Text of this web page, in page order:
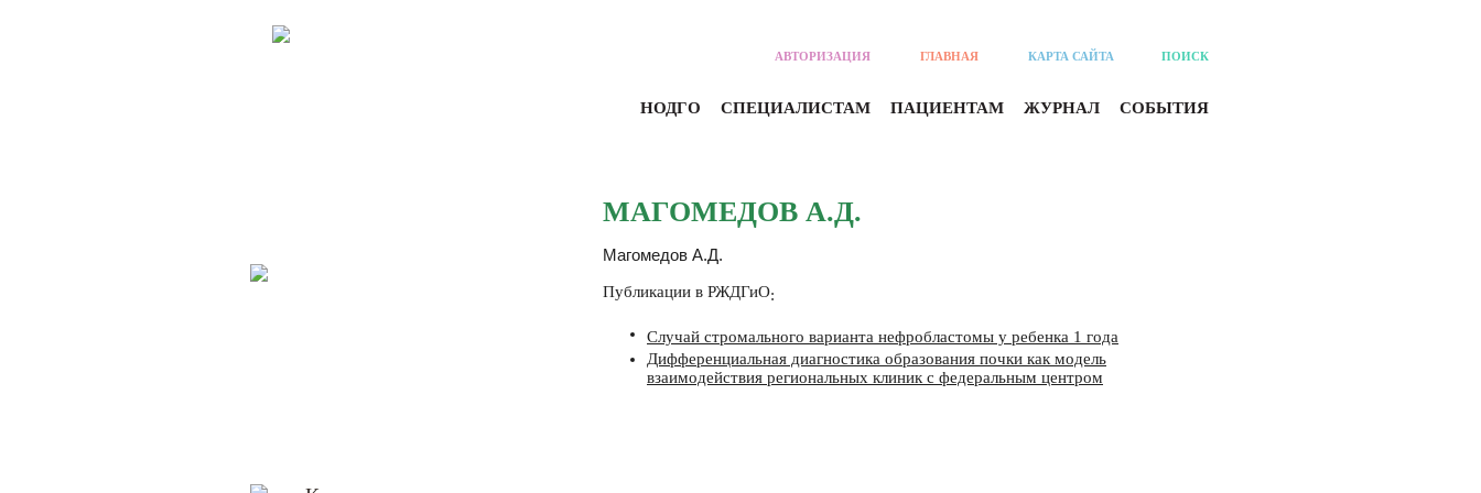
АВТОРИЗАЦИЯ ГЛАВНАЯ КАРТА САЙТА ПОИСК
НОДГО СПЕЦИАЛИСТАМ ПАЦИЕНТАМ ЖУРНАЛ СОБЫТИЯ
МАГОМЕДОВ А.Д.
Магомедов А.Д.
Публикации в РЖДГиО:
Случай стромального варианта нефробластомы у ребенка 1 года
Дифференциальная диагностика образования почки как модель
взаимодействия региональных клиник с федеральным центром